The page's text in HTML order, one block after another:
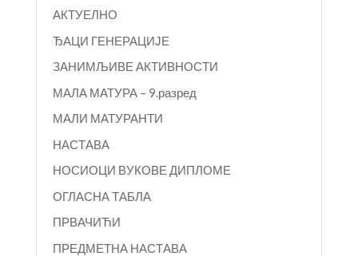
АКТУЕЛНО
ЂАЦИ ГЕНЕРАЦИЈЕ
ЗАНИМЉИВЕ АКТИВНОСТИ
МАЛА МАТУРА – 9.разред
МАЛИ МАТУРАНТИ
НАСТАВА
НОСИОЦИ ВУКОВЕ ДИПЛОМЕ
ОГЛАСНА ТАБЛА
ПРВАЧИЋИ
ПРЕДМЕТНА НАСТАВА